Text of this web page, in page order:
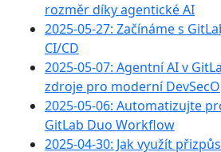
rozměr díky agentické AI
2025-05-27: Začínáme s
CI/CD
2025-05-07: Agentní AI v
zdroje pro moderní
2025-05-06: Automatizujte
GitLab Duo Workflow
2025-04-30: Jak využít